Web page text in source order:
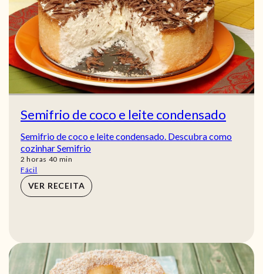
Semifrio de coco e leite condensado
Semifrio de coco e leite condensado. Descubra como
cozinhar Semifrio
2 horas
horas 40 min
min
Fácil
VER RECEITA